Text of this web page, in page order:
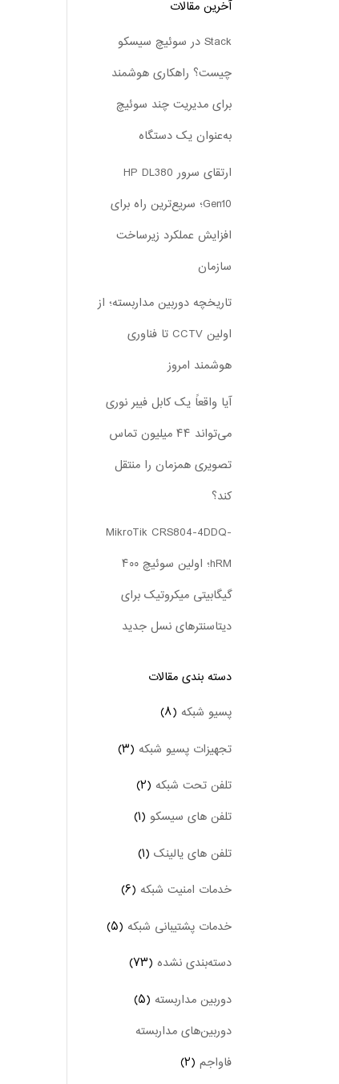
آخرین مقالات
Stack در سوئیچ سیسکو
چیست؟ راهکاری هوشمند
برای مدیریت چند سوئیچ
به‌عنوان یک دستگاه
ارتقای سرور HP DL380
Gen10؛ سریع‌ترین راه برای
افزایش عملکرد زیرساخت
سازمان
تاریخچه دوربین مداربسته؛ از
اولین CCTV تا فناوری
هوشمند امروز
آیا واقعاً یک کابل فیبر نوری
می‌تواند ۴۴ میلیون تماس
تصویری همزمان را منتقل
کند؟
MikroTik CRS804-4DDQ-
hRM؛ اولین سوئیچ ۴۰۰
گیگابیتی میکروتیک برای
دیتاسنترهای نسل جدید
دسته بندی‌ مقالات
پسیو شبکه (۸)
تجهیزات پسیو شبکه (۳)
تلفن تحت شبکه (۲)
تلفن های سیسکو (۱)
تلفن های یالینک (۱)
خدمات امنیت شبکه (۶)
خدمات پشتیبانی شبکه (۵)
دسته‌بندی نشده (۷۳)
دوربین‌ مداربسته (۵)
دوربین‌های مداربسته
فاواجم (۲)